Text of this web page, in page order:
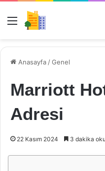
Menü
Anasayfa /Genel
Marriott
Adresi
22 Kasım 2024 3 dakika